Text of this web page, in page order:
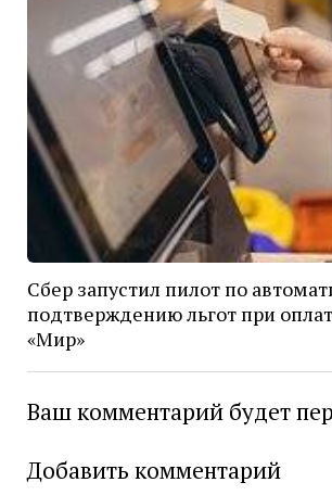
Сбер запустил пилот по
подтверждению льгот при
«Мир»
Ваш комментарий будет
Добавить комментарий